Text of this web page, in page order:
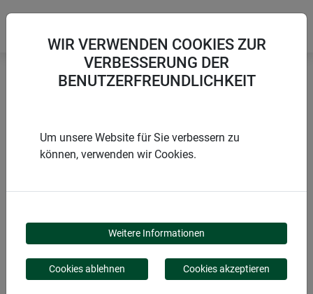
PRODUKTE
COOL
SONNENSCHUTZ
WIR VERWENDEN COOKIES ZUR
VERBESSERUNG DER
BENUTZERFREUNDLICHKEIT
Um unsere Website für Sie verbessern zu
können, verwenden wir Cookies.
Weitere Informationen
Cookies ablehnen Cookies akzeptieren